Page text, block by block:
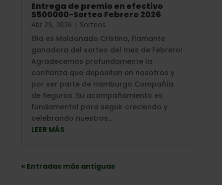
Entrega de premio en efectivo
$500000-Sorteo Febrero 2026
Abr 29, 2026 | Sorteos
Ella es Maldonado Cristina, flamante
ganadora del sorteo del mes de Febrero!
Agradecemos profundamente la
confianza que depositan en nosotros y
por ser parte de Hamburgo Compañía
de Seguros. Su acompañamiento es
fundamental para seguir creciendo y
celebrando nuestros...
LEER MÁS
« Entradas más antiguas